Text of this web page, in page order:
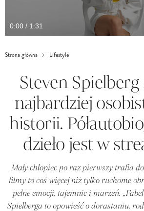
0:00 / 1:31
Strona główna Lifestyle
Steven
najbardziej
historii.
dzieło jest w
Mały chłopiec po raz pierwszy trafia
filmy to coś więcej niż tylko ruchome
pełne emocji, tajemnic i marzeń.
Spielberga to opowieść o dorastaniu,